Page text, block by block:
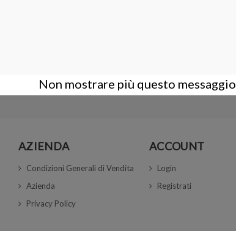
AZIENDA
Condizioni Generali di Vendita
Azienda
Privacy Policy
ACCOUNT
Login
Registrati
Non mostrare più questo messaggio